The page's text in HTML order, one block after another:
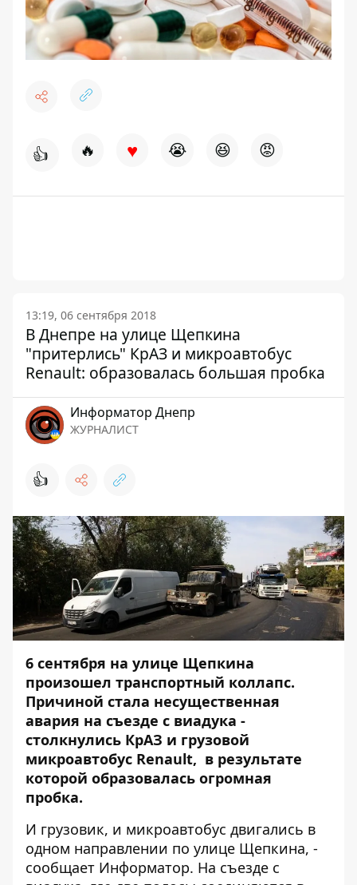
👍 🔥 ♥ 😭 😆 😡
13:19, 06 сентября 2018
В Днепре на улице Щепкина
"притерлись" КрАЗ и микроавтобус
Renault: образовалась большая пробка
Информатор Днепр
ЖУРНАЛИСТ
👍
6 сентября на улице Щепкина
произошел транспортный коллапс.
Причиной стала несущественная
авария на съезде с виадука -
столкнулись КрАЗ и грузовой
микроавтобус Renault, в результате
которой образовалась огромная
пробка.
И грузовик, и микроавтобус двигались в
одном направлении по улице Щепкина, -
сообщает Информатор. На съезде с